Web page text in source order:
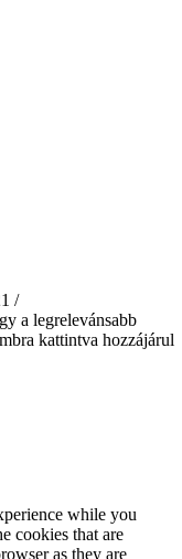
/
a legrelevánsabb
kattintva hozzájárul
while you
cookies that are
as they are